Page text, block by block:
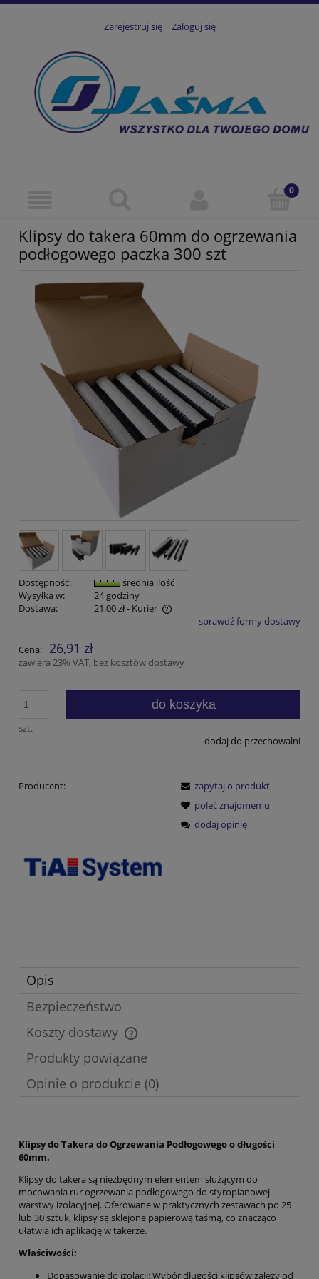
Zarejestruj się Zaloguj się
Klipsy do takera 60mm do ogrzewania
podłogowego paczka 300 szt
Dostępność:
średnia ilość
Wysyłka w:
24 godziny
Dostawa:
21,00 zł- Kurier
Cena nie zawiera ewentualnych kosztów płatnościsprawdź formy dostawy
Cena: 26,91 zł
zawiera 23% VAT, bez kosztów dostawy
szt.
do koszyka
dodaj do przechowalni
Producent:
zapytaj o produkt
poleć znajomemu
dodaj opinię
Opis
Bezpieczeństwo
Koszty dostawy
Cena nie zawiera ewentualnych kosztów płatności
Produkty powiązane
Opinie o produkcie (0)
Klipsy do Takera do Ogrzewania Podłogowego o długości
60mm.
Klipsy do takera są niezbędnym elementem służącym do
mocowania rur ogrzewania podłogowego do styropianowej
warstwy izolacyjnej. Oferowane w praktycznych zestawach po 25
lub 30 sztuk, klipsy są sklejone papierową taśmą, co znacząco
ułatwia ich aplikację w takerze.
Właściwości:
Dopasowanie do izolacji: Wybór długości klipsów zależy od